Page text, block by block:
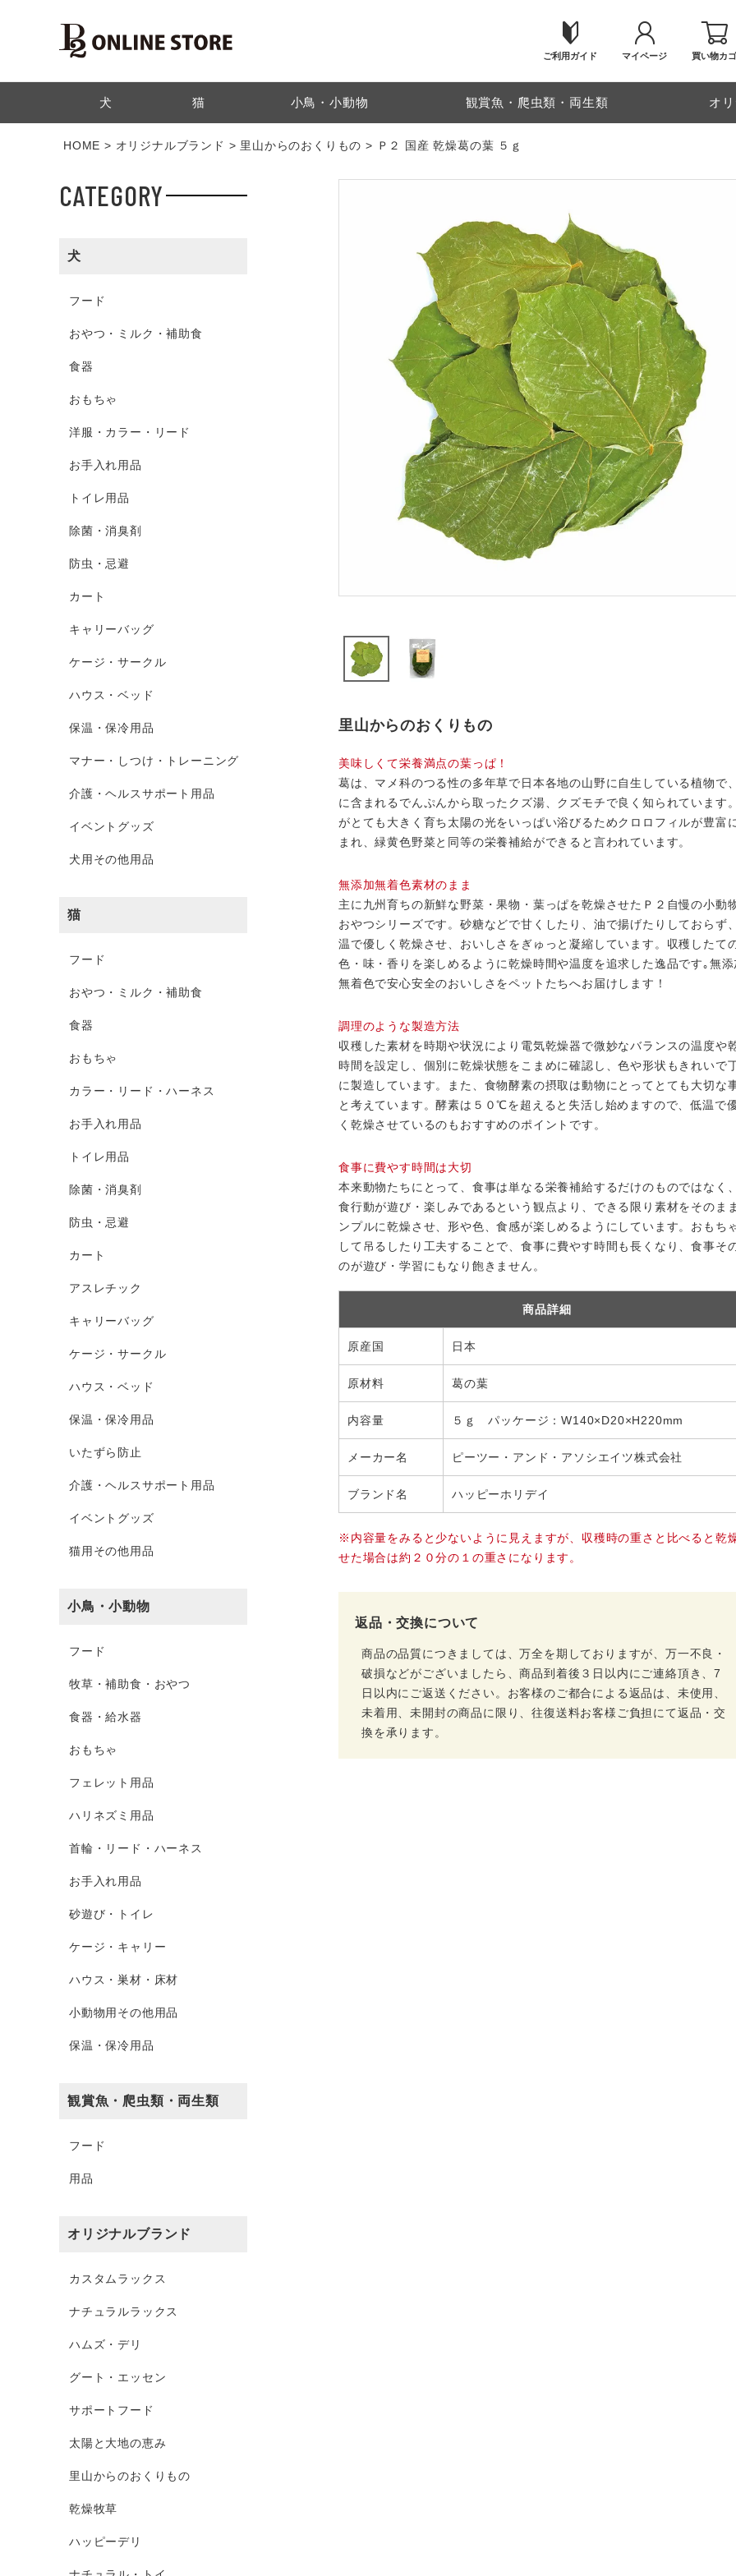
ご利用ガイド マイページ 買い物カゴ
検索
犬 猫 小鳥・小動物 観賞魚・爬虫類・両生類 オ
HOME オリジナルブランド 里山からのおくりもの Ｐ２ 国産 乾燥葛の葉 ５ｇ
CATEGORY
犬
フード
おやつ・ミルク・補助食
食器
おもちゃ
洋服・カラー・リード
お手入れ用品
トイレ用品
除菌・消臭剤
防虫・忌避
カート
キャリーバッグ
ケージ・サークル
ハウス・ベッド
保温・保冷用品
マナー・しつけ・トレーニング
介護・ヘルスサポート用品
イベントグッズ
犬用その他用品
猫
フード
おやつ・ミルク・補助食
食器
おもちゃ
カラー・リード・ハーネス
お手入れ用品
トイレ用品
除菌・消臭剤
防虫・忌避
カート
アスレチック
キャリーバッグ
ケージ・サークル
ハウス・ベッド
保温・保冷用品
いたずら防止
介護・ヘルスサポート用品
イベントグッズ
猫用その他用品
小鳥・小動物
フード
牧草・補助食・おやつ
食器・給水器
おもちゃ
フェレット用品
ハリネズミ用品
首輪・リード・ハーネス
お手入れ用品
砂遊び・トイレ
ケージ・キャリー
ハウス・巣材・床材
小動物用その他用品
保温・保冷用品
観賞魚・爬虫類・両生類
フード
用品
オリジナルブランド
カスタムラックス
ナチュラルラックス
ハムズ・デリ
グート・エッセン
サポートフード
太陽と大地の恵み
里山からのおくりもの
乾燥牧草
ハッピーデリ
里山からのおくりもの
美味しくて栄養満点の葉っぱ！
葛は、マメ科のつる性の多年草で日本各地の山野に自生している植物で
に含まれるでんぷんから取ったクズ湯、クズモチで良く知られています
がとても大きく育ち太陽の光をいっぱい浴びるためクロロフィルが豊富
まれ、緑黄色野菜と同等の栄養補給ができると言われています。
無添加無着色素材のまま
主に九州育ちの新鮮な野菜・果物・葉っぱを乾燥させたＰ２自慢の小動
おやつシリーズです。砂糖などで甘くしたり、油で揚げたりしておらず
温で優しく乾燥させ、おいしさをぎゅっと凝縮しています。収穫したて
色・味・香りを楽しめるように乾燥時間や温度を追求した逸品です｡無添
無着色で安心安全のおいしさをペットたちへお届けします！
調理のような製造方法
収穫した素材を時期や状況により電気乾燥器で微妙なバランスの温度や
時間を設定し、個別に乾燥状態をこまめに確認し、色や形状もきれいで
に製造しています。また、食物酵素の摂取は動物にとってとても大切な
と考えています。酵素は５０℃を超えると失活し始めますので、低温で
く乾燥させているのもおすすめのポイントです。
食事に費やす時間は大切
本来動物たちにとって、食事は単なる栄養補給するだけのものではなく
食行動が遊び・楽しみであるという観点より、できる限り素材をそのま
ンプルに乾燥させ、形や色、食感が楽しめるようにしています。おもち
して吊るしたり工夫することで、食事に費やす時間も長くなり、食事そ
のが遊び・学習にもなり飽きません。
商品詳細
原産国 日本
原材料 葛の葉
内容量 ５ｇ パッケージ：W140×D20×H220mm
メーカー名 ピーツー・アンド・アソシエイツ株式会社
ブランド名 ハッピーホリデイ
※内容量をみると少ないように見えますが、収穫時の重さと比べると乾
せた場合は約２０分の１の重さになります。
返品・交換について
商品の品質につきましては、万全を期しておりますが、万一不良・
破損などがございましたら、商品到着後３日以内にご連絡頂き、7
日以内にご返送ください。お客様のご都合による返品は、未使用、
未着用、未開封の商品に限り、往復送料お客様ご負担にて返品・交
換を承ります。